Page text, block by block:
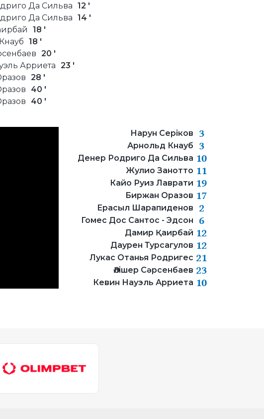
Да Сильва 12 '
Да Сильва 14 '
18 '
18 '
20 '
Арриета 23 '
28 '
40 '
40 '
Нарун Серіков 3
Арнольд Кнауб 3
Денер Родриго Да Сильва 10
Жулио Занотто 11
Кайо Руиз Лаврати 19
Биржан Оразов 17
Ерасыл Шарапиденов 2
Гомес Дос Сантос - Эдсон 6
Дамир Қаирбай 12
Даурен Турсагулов 12
Лукас Отанья Родригес 21
Әлішер Сәрсенбаев 23
Кевин Науэль Арриета 10